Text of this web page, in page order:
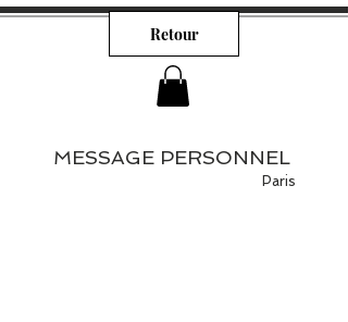
Retour
MESSAGE PERSONNEL
Paris